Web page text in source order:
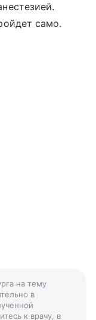
само.
на тему
в
к врачу, в